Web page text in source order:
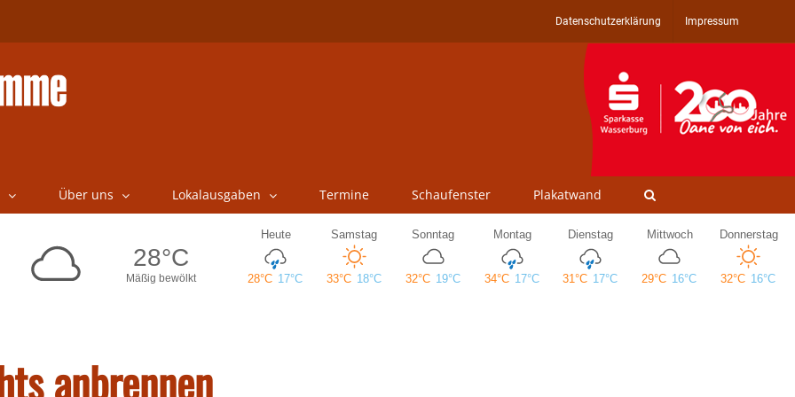
Datenschutzerklärung Impressum
Über uns Lokalausgaben Termine Schaufenster Plakatwand
anbrennen